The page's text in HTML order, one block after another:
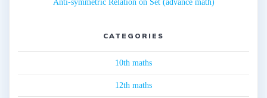
Anti-symmetric Relation on Set (advance math)
CATEGORIES
10th maths
12th maths